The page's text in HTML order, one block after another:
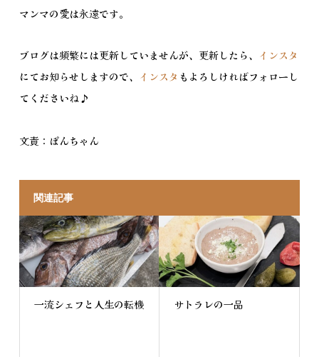
マンマの愛は永遠です。
ブログは頻繁には更新していませんが、更新したら、 インスタ
にてお知らせしますので、 インスタ もよろしければフォローし
てくださいね♪
文責：ぽんちゃん
関連記事
一流シェフと人生の転機 サトラレの一品